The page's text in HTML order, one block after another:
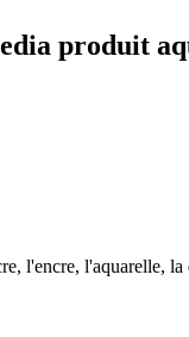
produit
l'encre, l'aquarelle,